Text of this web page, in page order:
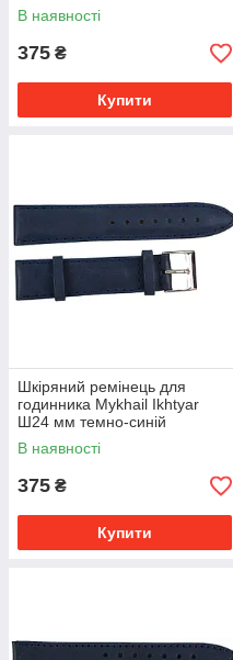
В наявності
375 ₴
Купити
Шкіряний ремінець для
годинника Mykhail Ikhtyar
Ш24 мм темно-синій
В наявності
375 ₴
Купити